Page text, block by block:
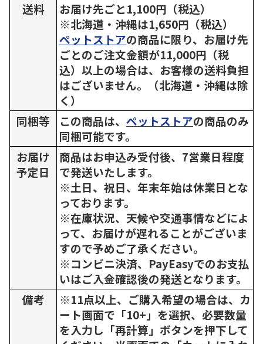
送料
お届け先ごと1,100円（税込）
※北海道・沖縄は1,650円（税込）
ペットストアの商品に限り、お届け先
ごとのご注文金額が11,000円（税
込）以上の場合は、お客様の送料負担
はございません。（北海道・沖縄は除
く）
同梱等
この商品は、 ペットストアの商品のみ
同梱可能です。
お届け
予定日
商品はお申込み受付後、7営業日程度
で発送いたします。
※土日、祝日、年末年始は休業日とな
っております。
※在庫状況、天候や交通事情などによ
って、お届けが遅れることがございま
すので予めご了承ください。
※コンビニ決済、PayEasyでのお支払
いはご入金確認後の発送となります。
備考
※11点以上、ご購入希望の場合は、カ
ート画面で「10+」を選択、必要数量
を入力し「再計算」ボタンを押下して